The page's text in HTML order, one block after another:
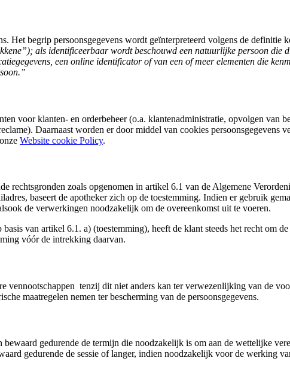
Het begrip persoonsgegevens wordt geïnterpreteerd volgens de definitie
als identificeerbaar wordt beschouwd een natuurlijke persoon die
een online identificator of van een of meer elementen die
voor klanten- en orderbeheer (o.a. klantenadministratie, opvolgen van
Daarnaast worden er door middel van cookies persoonsgegevens
Website cookie Policy.
rechtsgronden zoals opgenomen in artikel 6.1 van de Algemene
baseert de apotheker zich op de toestemming. Indien er gebruik
de verwerkingen noodzakelijk om de overeenkomst uit te voeren.
van artikel 6.1. a) (toestemming), heeft de klant steeds het recht om
vóór de intrekking daarvan.
vennootschappen tenzij dit niet anders kan ter verwezenlijking van de
maatregelen nemen ter bescherming van de persoonsgegevens.
gedurende de termijn die noodzakelijk is om aan de wettelijke
gedurende de sessie of langer, indien noodzakelijk voor de werking